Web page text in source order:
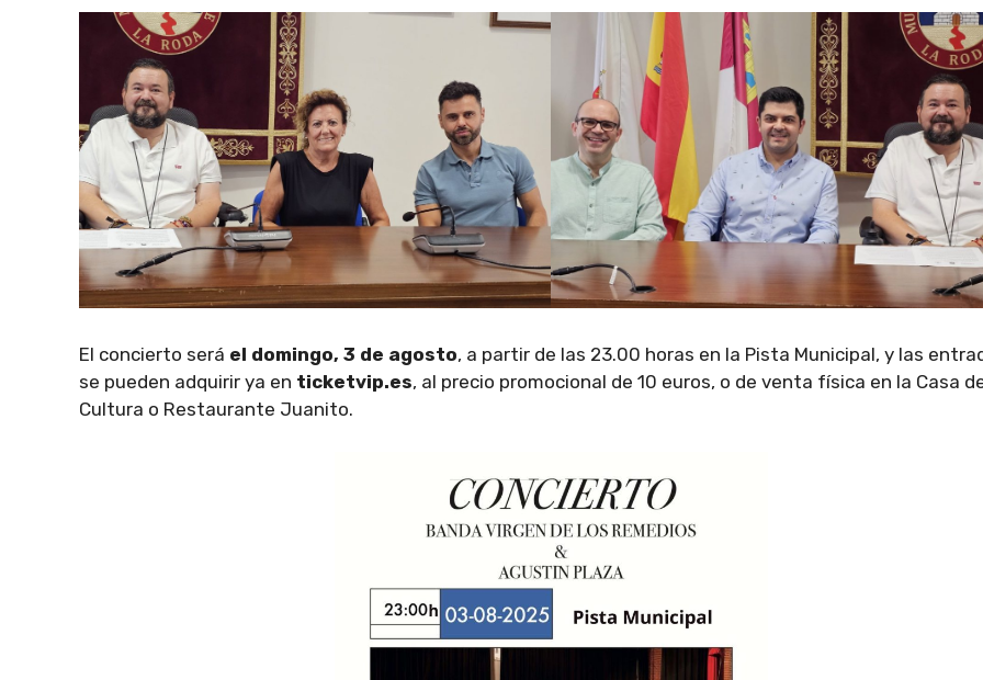
El concierto será el domingo, 3 de agosto, a partir de las 23.00 horas en la Pista Municipal, y las
se pueden adquirir ya en ticketvip.es, al precio promocional de 10 euros, o de venta física en la Casa
Cultura o Restaurante Juanito.